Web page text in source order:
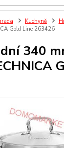
Kuchyně
Gold Line 263426
340